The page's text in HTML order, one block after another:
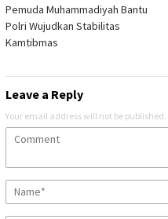
Pemuda Muhammadiyah Bantu
Polri Wujudkan Stabilitas
Kamtibmas
Leave a Reply
Your email address will not be published.